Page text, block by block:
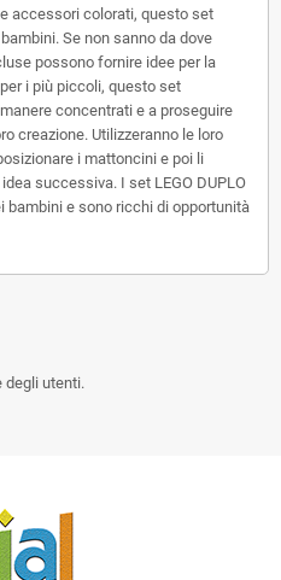
accessori colorati, questo set
Se non sanno da dove
possono fornire idee per la
i più piccoli, questo set
concentrati e a proseguire
creazione. Utilizzeranno le loro
i mattoncini e poi li
successiva. I set LEGO DUPLO
e sono ricchi di opportunità
degli utenti.